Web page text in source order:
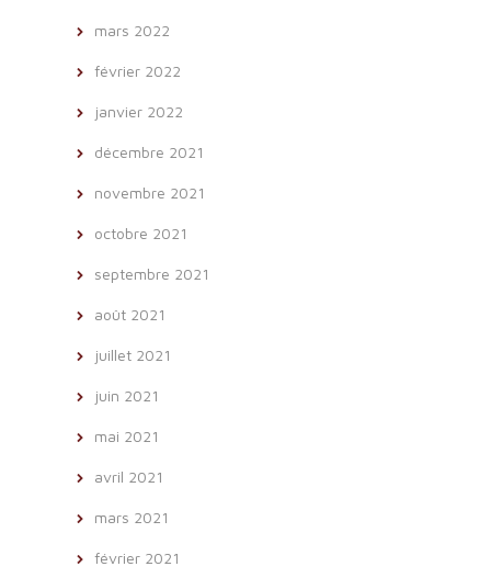
mars 2022
février 2022
janvier 2022
décembre 2021
novembre 2021
octobre 2021
septembre 2021
août 2021
juillet 2021
juin 2021
mai 2021
avril 2021
mars 2021
février 2021